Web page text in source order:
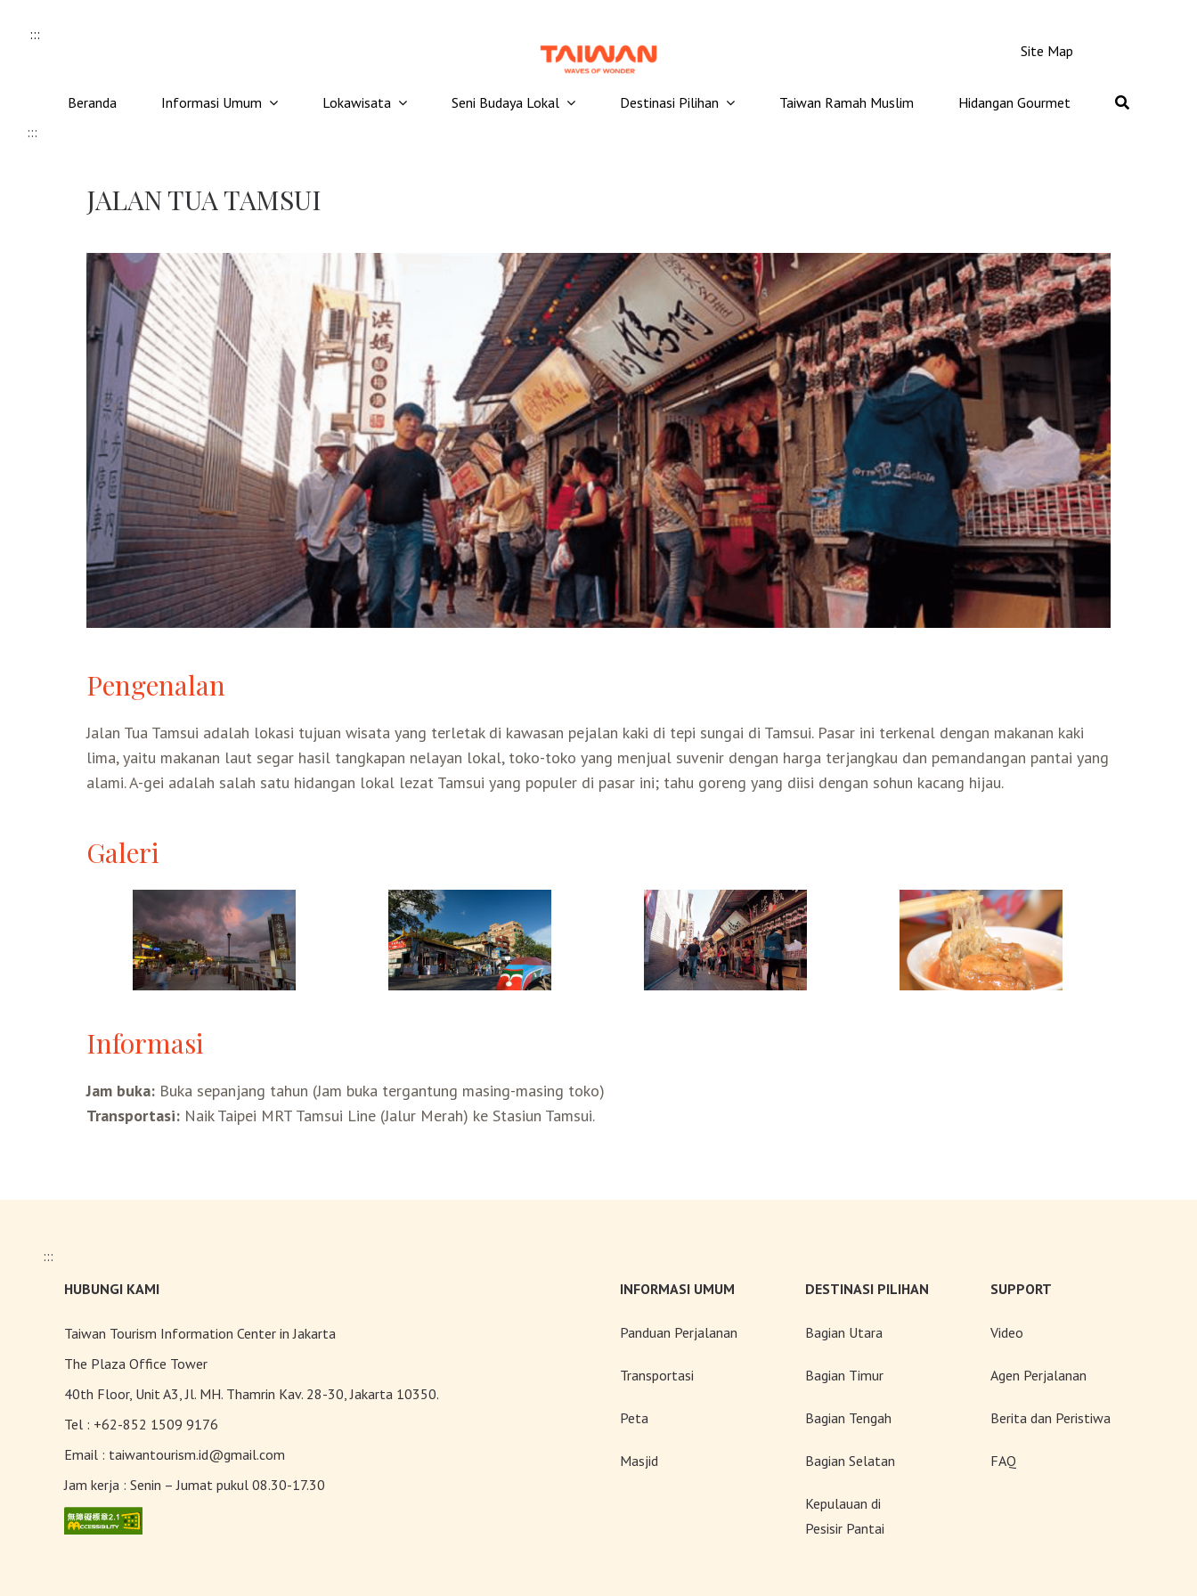
:::
Site Map
Beranda Informasi Umum Lokawisata Seni Budaya Lokal Destinasi Pilihan Taiwan Ramah Muslim
Hidangan Gourmet
:::
JALAN TUA TAMSUI
Pengenalan
Jalan Tua Tamsui adalah lokasi tujuan wisata yang terletak di kawasan pejalan kaki di tepi sungai di Tamsui. Pasar ini terkenal dengan makanan kaki
lima, yaitu makanan laut segar hasil tangkapan nelayan lokal, toko-toko yang menjual suvenir dengan harga terjangkau dan pemandangan pantai yang
alami. A-gei adalah salah satu hidangan lokal lezat Tamsui yang populer di pasar ini; tahu goreng yang diisi dengan sohun kacang hijau.
Galeri
Informasi
Jam buka:Buka sepanjang tahun (Jam buka tergantung masing-masing toko)
Transportasi:Naik Taipei MRT Tamsui Line (Jalur Merah) ke Stasiun Tamsui.
:::
HUBUNGI KAMI
Taiwan Tourism Information Center in Jakarta
The Plaza Office Tower
40th Floor, Unit A3, Jl. MH. Thamrin Kav. 28-30, Jakarta 10350.
Tel : +62-852 1509 9176
Email : taiwantourism.id@gmail.com
Jam kerja : Senin – Jumat pukul 08.30-17.30
INFORMASI UMUM
Panduan Perjalanan
Transportasi
Peta
Masjid
DESTINASI PILIHAN
Bagian Utara
Bagian Timur
Bagian Tengah
Bagian Selatan
Kepulauan di
Pesisir Pantai
SUPPORT
Video
Agen Perjalanan
Berita dan Peristiwa
FAQ